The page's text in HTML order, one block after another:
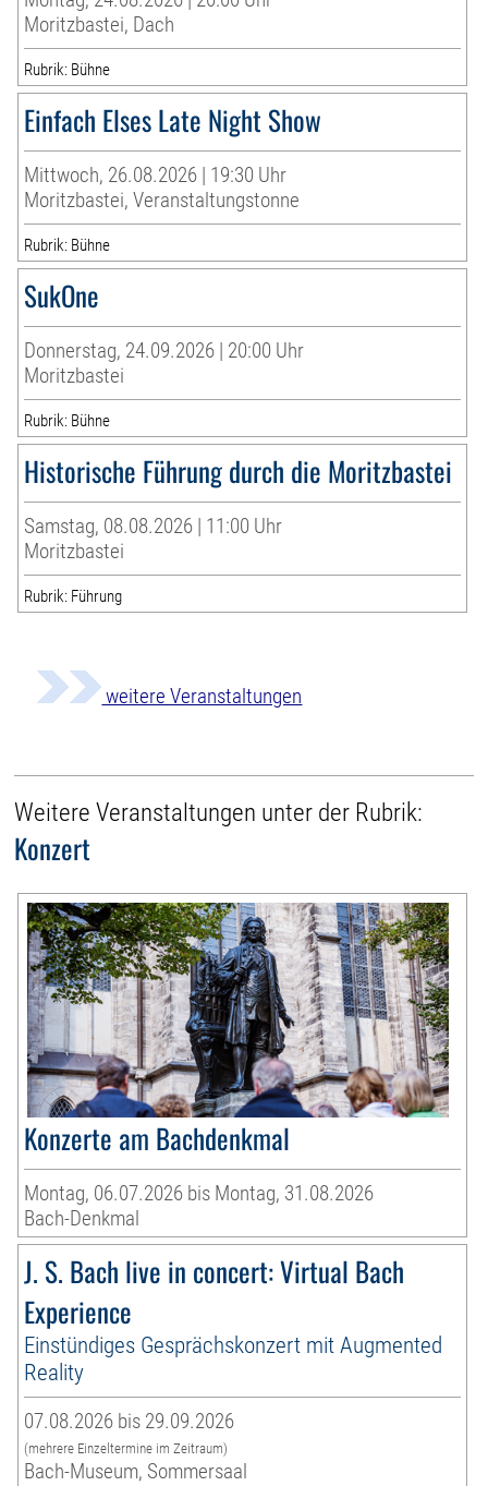
Moritzbastei, Dach
Rubrik: Bühne
Einfach Elses Late Night Show
Mittwoch, 26.08.2026 | 19:30 Uhr
Moritzbastei, Veranstaltungstonne
Rubrik: Bühne
SukOne
Donnerstag, 24.09.2026 | 20:00 Uhr
Moritzbastei
Rubrik: Bühne
Historische Führung durch die Moritzbastei
Samstag, 08.08.2026 | 11:00 Uhr
Moritzbastei
Rubrik: Führung
weitere Veranstaltungen
Weitere Veranstaltungen unter der Rubrik:
Konzert
Konzerte am Bachdenkmal
Montag, 06.07.2026 bis Montag, 31.08.2026
Bach-Denkmal
J. S. Bach live in concert: Virtual Bach
Experience
Einstündiges Gesprächskonzert mit Augmented
Reality
07.08.2026 bis 29.09.2026
(mehrere Einzeltermine im Zeitraum)
Bach-Museum, Sommersaal